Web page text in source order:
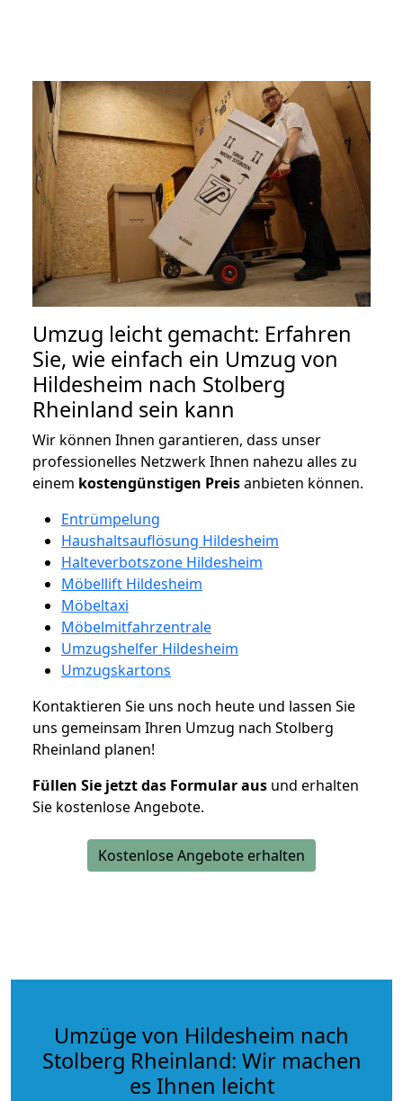
Umzug leicht gemacht: Erfahren
Sie, wie einfach ein Umzug von
Hildesheim nach Stolberg
Rheinland sein kann
Wir können Ihnen garantieren, dass unser
professionelles Netzwerk Ihnen nahezu alles zu
einem kostengünstigen Preisanbieten können.
Entrümpelung
Haushaltsauflösung Hildesheim
Halteverbotszone Hildesheim
Möbellift Hildesheim
Möbeltaxi
Möbelmitfahrzentrale
Umzugshelfer Hildesheim
Umzugskartons
Kontaktieren Sie uns noch heute und lassen Sie
uns gemeinsam Ihren Umzug nach Stolberg
Rheinland planen!
Füllen Sie jetzt das Formular aus und erhalten
Sie kostenlose Angebote.
Kostenlose Angebote erhalten
Umzüge von Hildesheim nach
Stolberg Rheinland: Wir machen
es Ihnen leicht